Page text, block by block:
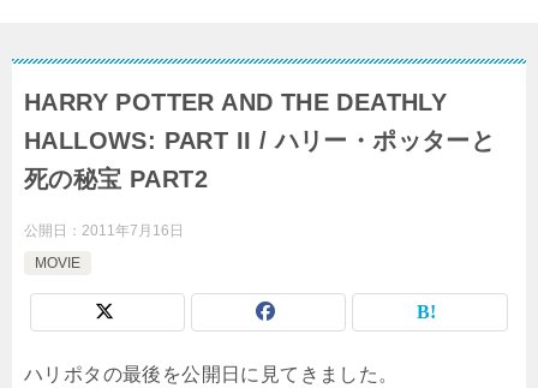
HARRY POTTER AND THE DEATHLY
HALLOWS: PART II / ハリー・ポッターと
死の秘宝 PART2
公開日： 2011年7月16日
MOVIE
ハリポタの最後を公開日に見てきました。